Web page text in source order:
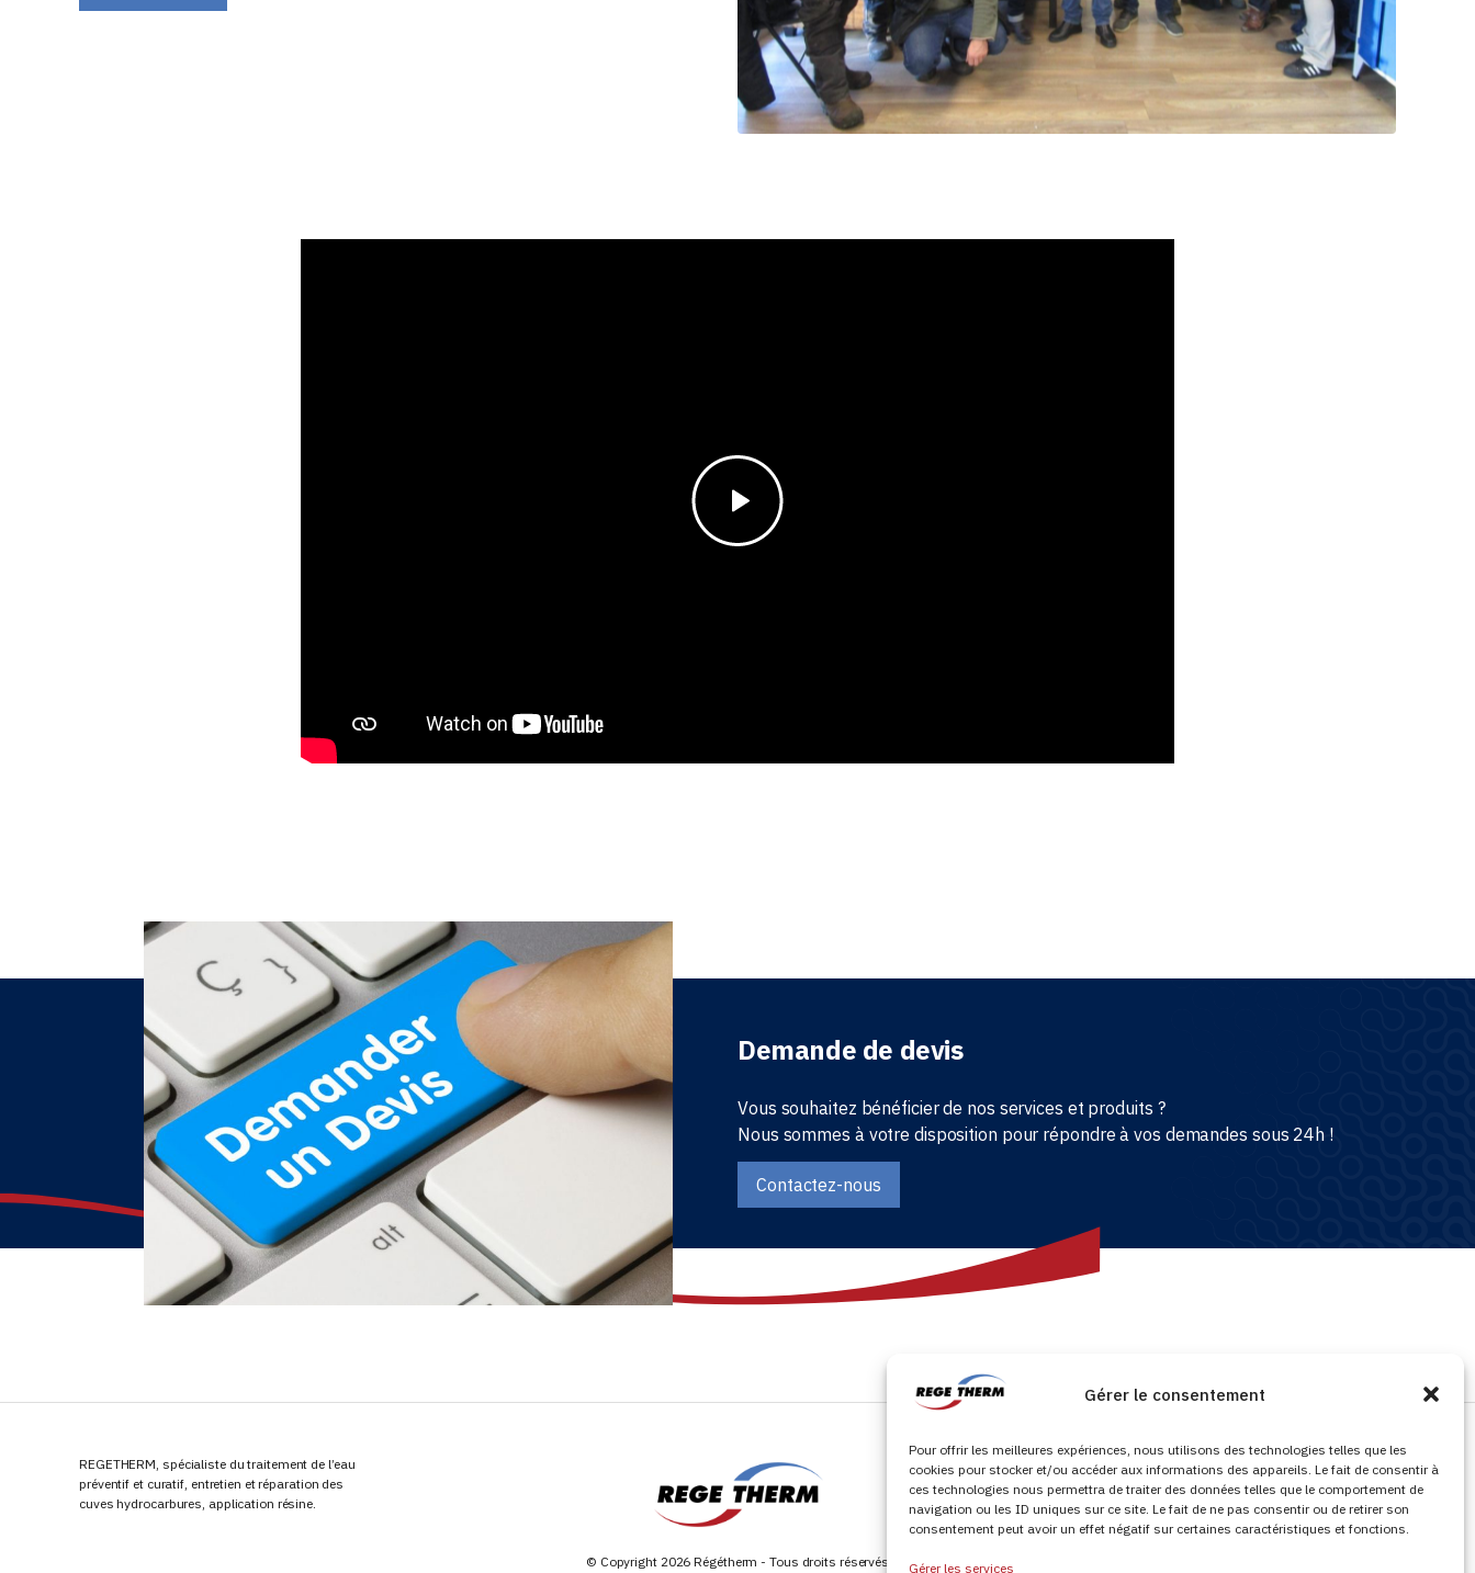
Gérer le consentement
Pour offrir les meilleures expériences, nous utilisons des technologies telles que les
cookies pour stocker et/ou accéder aux informations des appareils. Le fait de consentir à
ces technologies nous permettra de traiter des données telles que le comportement de
navigation ou les ID uniques sur ce site. Le fait de ne pas consentir ou de retirer son
consentement peut avoir un effet négatif sur certaines caractéristiques et fonctions.
Gérer les services
Demande de devis
Vous souhaitez bénéficier de nos services et produits ?
Nous sommes à votre disposition pour répondre à vos demandes sous 24h !
Contactez-nous
REGETHERM, spécialiste du traitement de l’eau
préventif et curatif, entretien et réparation des
cuves hydrocarbures, application résine.
© Copyright 2026 Régétherm - Tous droits réservés
Nous contacter :
0800 710 520 (numéro vert)